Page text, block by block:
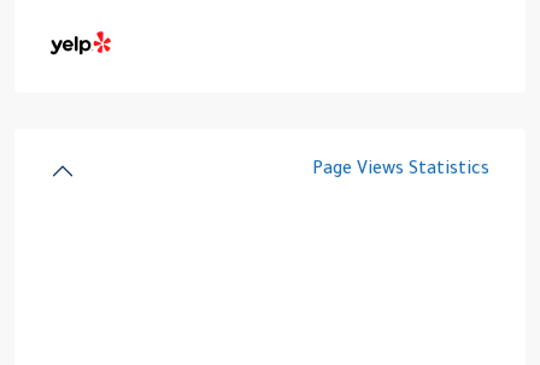
Page Views Statistics